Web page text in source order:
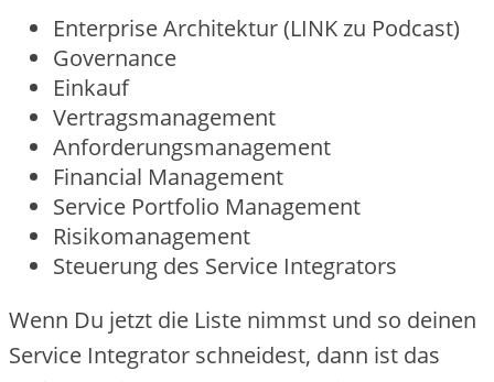
Enterprise Architektur (LINK zu Podcast)
Governance
Einkauf
Vertragsmanagement
Anforderungsmanagement
Financial Management
Service Portfolio Management
Risikomanagement
Steuerung des Service Integrators
Wenn Du jetzt die Liste nimmst und so deinen
Service Integrator schneidest, dann ist das